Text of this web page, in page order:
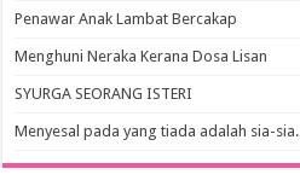
Penawar Anak Lambat Bercakap
Menghuni Neraka Kerana Dosa Lisan
SYURGA SEORANG ISTERI
Menyesal pada yang tiada adalah sia-sia.